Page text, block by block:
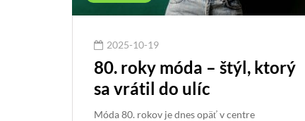
2025-10-19
80. roky móda – štýl, ktorý
sa vrátil do ulíc
Móda 80. rokov je dnes opäť v centre